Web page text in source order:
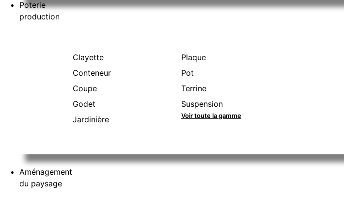
Poterie
production
Clayette
Conteneur
Coupe
Godet
Jardinière
Plaque
Pot
Terrine
Suspension
Voir toute la gamme
Aménagement
du paysage